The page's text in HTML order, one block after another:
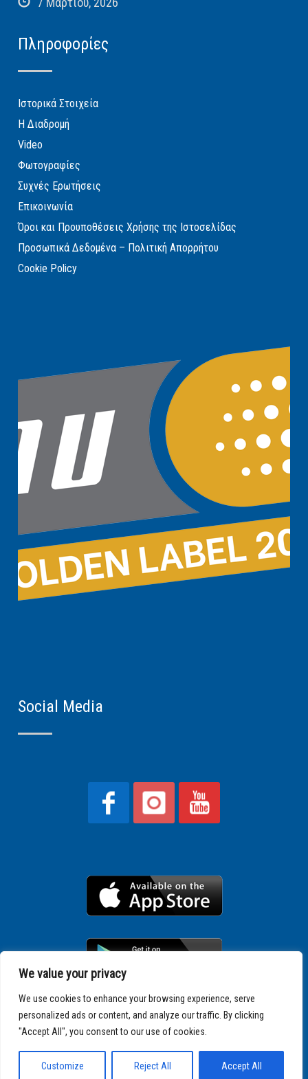
We value your privacy
We use cookies to enhance your browsing experience, serve
personalized ads or content, and analyze our traffic. By clicking
"Accept All", you consent to our use of cookies.
Customize Reject All Accept All
Πληροφορίες
Ιστορικά Στοιχεία
Η Διαδρομή
Video
Φωτογραφίες
Συχνές Ερωτήσεις
Επικοινωνία
Όροι και Προυποθέσεις Χρήσης της Ιστοσελίδας
Προσωπικά Δεδομένα – Πολιτική Απορρήτου
Cookie Policy
Social Media
Copyright © 2025 SPARTATHLON